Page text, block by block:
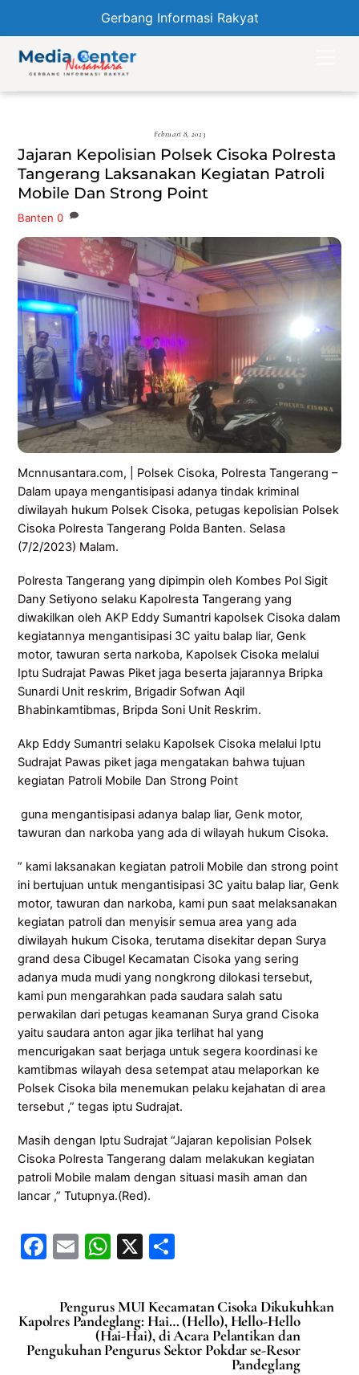
Gerbang Informasi Rakyat
content
Februari 8, 2023
Jajaran Kepolisian Polsek Cisoka Polresta
Tangerang Laksanakan Kegiatan Patroli
Mobile Dan Strong Point
Banten 0
Mcnnusantara.com, | Polsek Cisoka, Polresta Tangerang –
Dalam upaya mengantisipasi adanya tindak kriminal
diwilayah hukum Polsek Cisoka, petugas kepolisian Polsek
Cisoka Polresta Tangerang Polda Banten. Selasa
(7/2/2023) Malam.
Polresta Tangerang yang dipimpin oleh Kombes Pol Sigit
Dany Setiyono selaku Kapolresta Tangerang yang
diwakilkan oleh AKP Eddy Sumantri kapolsek Cisoka dalam
kegiatannya mengantisipasi 3C yaitu balap liar, Genk
motor, tawuran serta narkoba, Kapolsek Cisoka melalui
Iptu Sudrajat Pawas Piket jaga beserta jajarannya Bripka
Sunardi Unit reskrim, Brigadir Sofwan Aqil
Bhabinkamtibmas, Bripda Soni Unit Reskrim.
Akp Eddy Sumantri selaku Kapolsek Cisoka melalui Iptu
Sudrajat Pawas piket jaga mengatakan bahwa tujuan
kegiatan Patroli Mobile Dan Strong Point
guna mengantisipasi adanya balap liar, Genk motor,
tawuran dan narkoba yang ada di wilayah hukum Cisoka.
” kami laksanakan kegiatan patroli Mobile dan strong point
ini bertujuan untuk mengantisipasi 3C yaitu balap liar, Genk
motor, tawuran dan narkoba, kami pun saat melaksanakan
kegiatan patroli dan menyisir semua area yang ada
diwilayah hukum Cisoka, terutama disekitar depan Surya
grand desa Cibugel Kecamatan Cisoka yang sering
adanya muda mudi yang nongkrong dilokasi tersebut,
kami pun mengarahkan pada saudara salah satu
perwakilan dari petugas keamanan Surya grand Cisoka
yaitu saudara anton agar jika terlihat hal yang
mencurigakan saat berjaga untuk segera koordinasi ke
kamtibmas wilayah desa setempat atau melaporkan ke
Polsek Cisoka bila menemukan pelaku kejahatan di area
tersebut ,” tegas iptu Sudrajat.
Masih dengan Iptu Sudrajat “Jajaran kepolisian Polsek
Cisoka Polresta Tangerang dalam melakukan kegiatan
patroli Mobile malam dengan situasi masih aman dan
lancar ,” Tutupnya.(Red).
F
c
e
b
E
ai
l
W
at
s
A
X
ar
e
Pengurus MUI Kecamatan Cisoka Dikukuhkan
Kapolres Pandeglang: Hai… (Hello), Hello-Hello
(Hai-Hai), di Acara Pelantikan dan
Pengukuhan Pengurus Sektor Pokdar se-Resor
Pandeglang